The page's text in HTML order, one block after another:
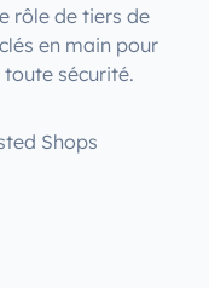
rôle de tiers de
en main pour
sécurité.
Shops